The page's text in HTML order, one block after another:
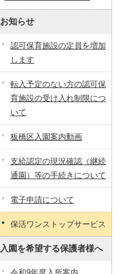
お知らせ
認可保育施設の定員を増加
します
転入予定のない方の認可保
育施設の受け入れ制限につ
いて
板橋区入園案内動画
支給認定の現況確認（継続
通園）等の手続きについて
電子申請について
保活ワンストップサービス
入園を希望する保護者様へ